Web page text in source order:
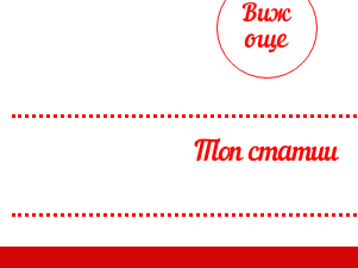
Виж
още
Топ статии